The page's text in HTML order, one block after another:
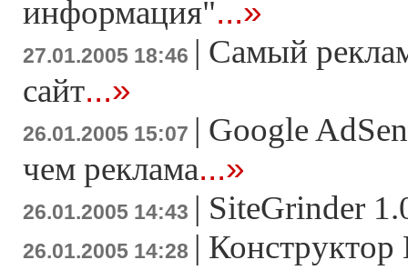
информация"...»
27.01.2005 18:46 | Самый
сайт...»
26.01.2005 15:07 | Google
чем реклама...»
26.01.2005 14:43 | SiteGrinder
26.01.2005 14:28 |